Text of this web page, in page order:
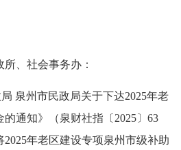
、社会事务办：
泉州市民政局关于下达2025年老
的通知》（泉财社指〔 2025〕63
2025年老区建设专项泉州市级补助